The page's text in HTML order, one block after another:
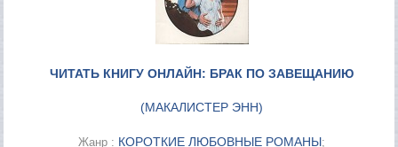
ЧИТАТЬ КНИГУ ОНЛАЙН: БРАК ПО ЗАВЕЩАНИЮ
(МАКАЛИСТЕР ЭНН)
Жанр : КОРОТКИЕ ЛЮБОВНЫЕ РОМАНЫ;